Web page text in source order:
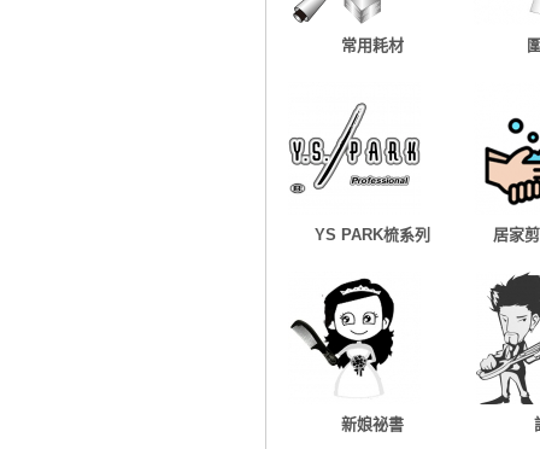
常用耗材
YS PARK梳系列 居家
新娘祕書